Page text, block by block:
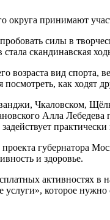
округа принимают
силы в
скандинавская
возраста вид
посмотреть, как
Чкаловском,
Алла
проекта губернатора
и здоровье.
активностях в
которое нужно